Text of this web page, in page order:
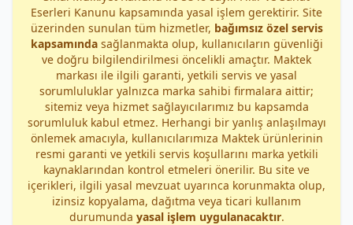
Eserleri Kanunu kapsamında yasal işlem gerektirir. Site
üzerinden sunulan tüm hizmetler, bağımsız özel servis
kapsamındasağlanmakta olup, kullanıcıların güvenliği
ve doğru bilgilendirilmesi öncelikli amaçtır. Maktek
markası ile ilgili garanti, yetkili servis ve yasal
sorumluluklar yalnızca marka sahibi firmalara aittir;
sitemiz veya hizmet sağlayıcılarımız bu kapsamda
sorumluluk kabul etmez. Herhangi bir yanlış anlaşılmayı
önlemek amacıyla, kullanıcılarımıza Maktek ürünlerinin
resmi garanti ve yetkili servis koşullarını marka yetkili
kaynaklarından kontrol etmeleri önerilir. Bu site ve
içerikleri, ilgili yasal mevzuat uyarınca korunmakta olup,
izinsiz kopyalama, dağıtma veya ticari kullanım
durumunda yasal işlem uygulanacaktır.